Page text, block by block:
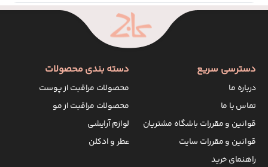
دسترسی سریع
درباره ما
تماس با ما
قوانین و مقررات باشگاه مشتریان
قوانین و مقررات سایت
راهنمای خرید
دسته بندی محصولات
محصولات مراقبت از پوست
محصولات مراقبت از مو
لوازم آرایشی
عطر و ادکلن